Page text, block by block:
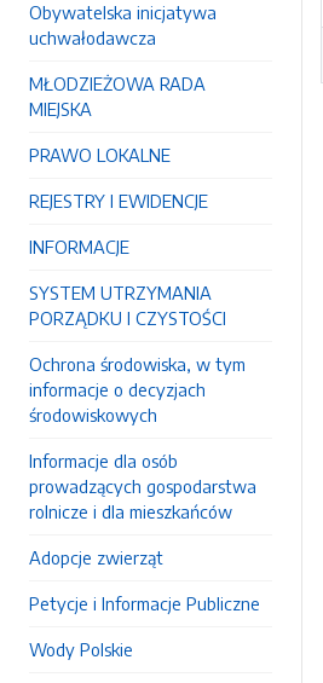
Obywatelska inicjatywa
uchwałodawcza
MŁODZIEŻOWA RADA
MIEJSKA
PRAWO LOKALNE
REJESTRY I EWIDENCJE
INFORMACJE
SYSTEM UTRZYMANIA
PORZĄDKU I CZYSTOŚCI
Ochrona środowiska, w tym
informacje o decyzjach
środowiskowych
Informacje dla osób
prowadzących gospodarstwa
rolnicze i dla mieszkańców
Adopcje zwierząt
Petycje i Informacje Publiczne
Wody Polskie